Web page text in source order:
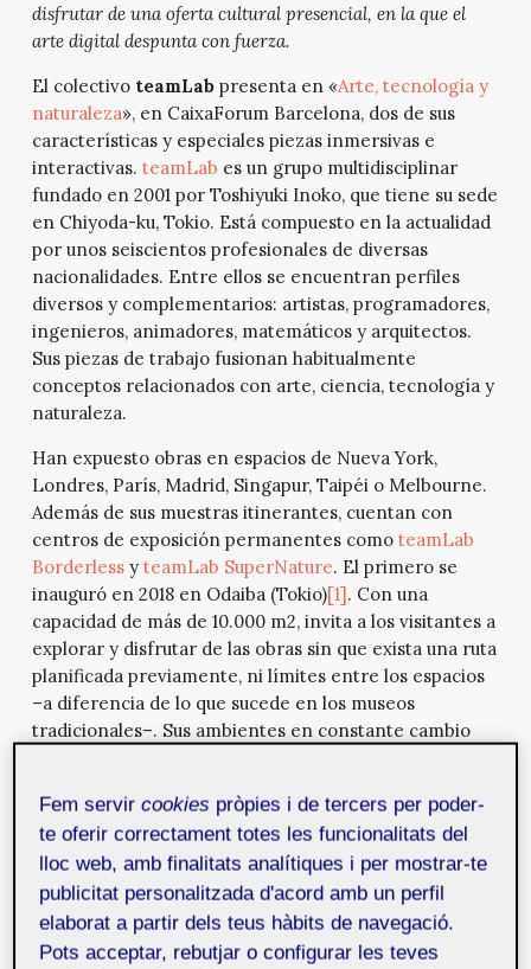
disfrutar de una oferta cultural presencial, en la que el
arte digital despunta con fuerza.
El colectivo teamLabpresenta en «Arte, tecnología y
naturaleza», en CaixaForum Barcelona, dos de sus
características y especiales piezas inmersivas e
interactivas. teamLab es un grupo multidisciplinar
fundado en 2001 por Toshiyuki Inoko, que tiene su sede
en Chiyoda-ku, Tokio. Está compuesto en la actualidad
por unos seiscientos profesionales de diversas
nacionalidades. Entre ellos se encuentran perfiles
diversos y complementarios: artistas, programadores,
ingenieros, animadores, matemáticos y arquitectos.
Sus piezas de trabajo fusionan habitualmente
conceptos relacionados con arte, ciencia, tecnología y
naturaleza.
Han expuesto obras en espacios de Nueva York,
Londres, París, Madrid, Singapur, Taipéi o Melbourne.
Además de sus muestras itinerantes, cuentan con
centros de exposición permanentes como teamLab
Borderlessy teamLab SuperNature. El primero se
inauguró en 2018 en Odaiba (Tokio)[1]. Con una
capacidad de más de 10.000 m2, invita a los visitantes a
explorar y disfrutar de las obras sin que exista una ruta
planificada previamente, ni límites entre los espacios
–a diferencia de lo que sucede en los museos
tradicionales–. Sus ambientes en constante cambio
los visitantes nuevas experiencias y diálogos creativos.
En teamLab SuperNature, en Macao, la conexión
entre cuerpo humano y obra digital se expande en
salas de diferentes alturas, que pueden llegar a medir
hasta ocho metros (Oenet al., 2020).
Fem servircookies pròpies i de tercers per poder-
te oferir correctament totes les funcionalitats del
lloc web, amb finalitats analítiques i per mostrar-te
publicitat personalitzada d'acord amb un perfil
elaborat a partir dels teus hàbits de navegació.
Pots acceptar, rebutjar o configurar les teves